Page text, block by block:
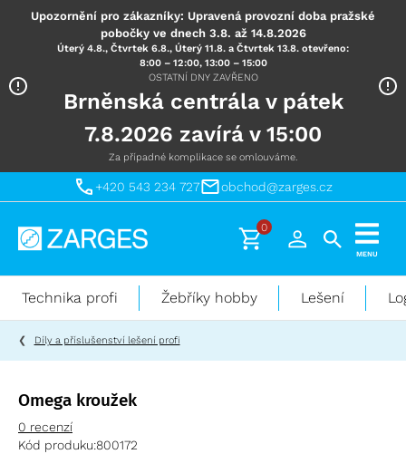
Upozornění pro zákazníky: Upravená provozní doba pražské
pobočky ve dnech 3.8. až 14.8.2026
Úterý 4.8., Čtvrtek 6.8., Úterý 11.8. a Čtvrtek 13.8. otevřeno:
8:00 – 12:00, 13:00 – 15:00
OSTATNÍ DNY ZAVŘENO
Brněnská centrála v pátek
7.8.2026 zavírá v 15:00
Za případné komplikace se omlouváme.
+420 543 234 727 obchod@zarges.cz
Technika
práci
výškách
0
MENU
Technika profi Žebříky hobby Lešení
Díly a příslušenství lešení profi
Omega kroužek
0 recenzí
Kód produku:800172